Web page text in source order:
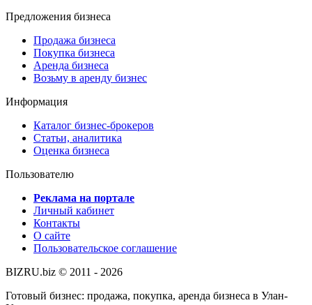
Предложения бизнеса
Продажа бизнеса
Покупка бизнеса
Аренда бизнеса
Возьму в аренду бизнес
Информация
Каталог бизнес-брокеров
Статьи, аналитика
Оценка бизнеса
Пользователю
Реклама на портале
Личный кабинет
Контакты
О сайте
Пользовательское соглашение
BIZRU.biz © 2011 - 2026
Готовый бизнес: продажа, покупка, аренда бизнеса в Улан-